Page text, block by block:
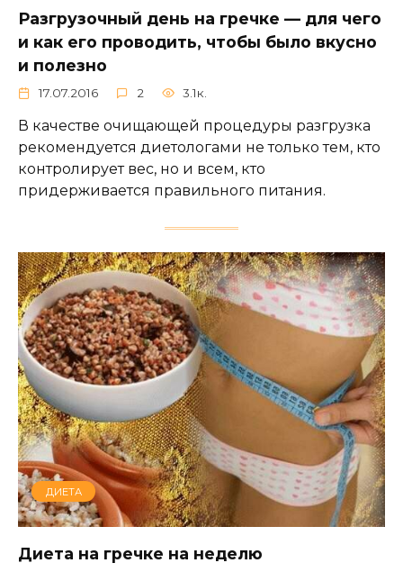
Разгрузочный день на гречке — для чего
и как его проводить, чтобы было вкусно
и полезно
17.07.2016 2 3.1к.
В качестве очищающей процедуры разгрузка
рекомендуется диетологами не только тем, кто
контролирует вес, но и всем, кто
придерживается правильного питания.
ДИЕТА
Диета на гречке на неделю